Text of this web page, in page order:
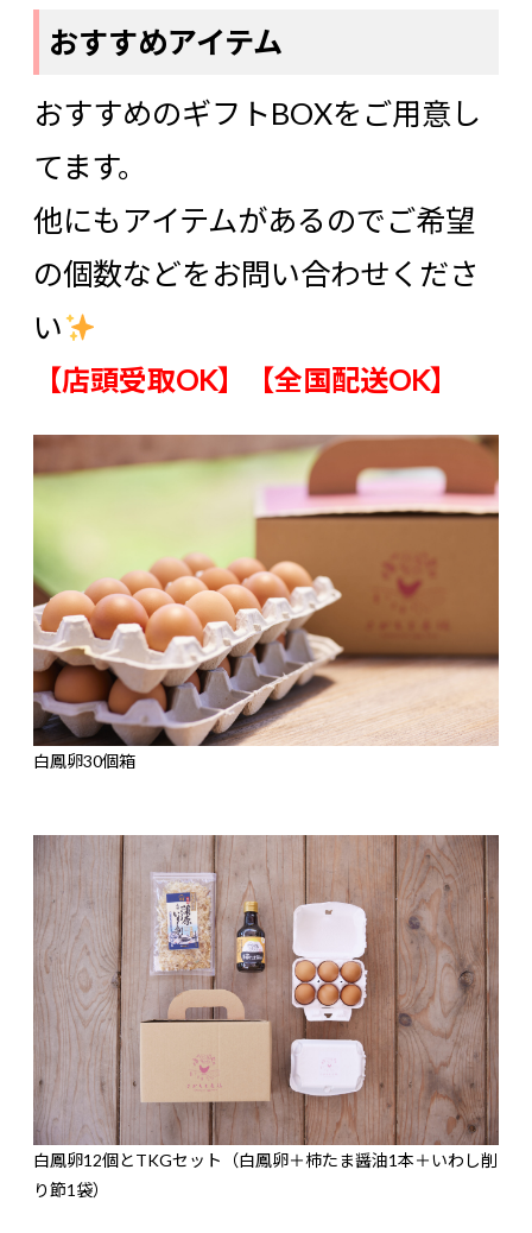
おすすめアイテム
おすすめのギフトBOXをご用意し
てます。
他にもアイテムがあるのでご希望
の個数などをお問い合わせくださ
い
【店頭受取OK】【全国配送OK】
白鳳卵30個箱
白鳳卵12個とTKGセット（白鳳卵＋柿たま醤油1本＋いわし削
り節1袋）